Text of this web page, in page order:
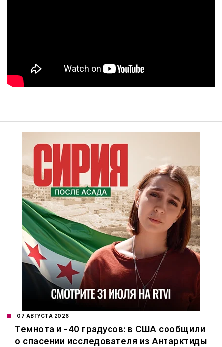
07 АВГУСТА 2026
Темнота и -40 градусов: в США сообщили
о спасении исследователя из Антарктиды